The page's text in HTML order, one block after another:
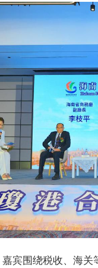
宾围绕税收、海